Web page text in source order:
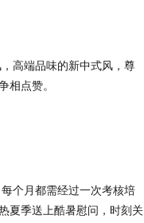
高端品味的新中式风，尊
相点赞。
个月都需经过一次考核培
夏季送上酷暑慰问，时刻关